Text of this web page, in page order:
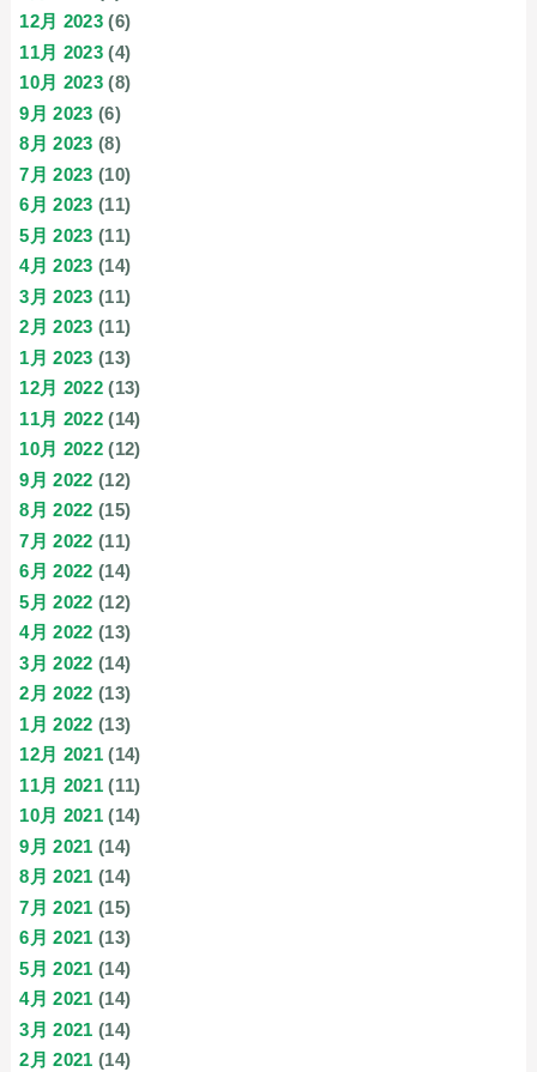
12月 2023 (6)
11月 2023 (4)
10月 2023 (8)
9月 2023 (6)
8月 2023 (8)
7月 2023 (10)
6月 2023 (11)
5月 2023 (11)
4月 2023 (14)
3月 2023 (11)
2月 2023 (11)
1月 2023 (13)
12月 2022 (13)
11月 2022 (14)
10月 2022 (12)
9月 2022 (12)
8月 2022 (15)
7月 2022 (11)
6月 2022 (14)
5月 2022 (12)
4月 2022 (13)
3月 2022 (14)
2月 2022 (13)
1月 2022 (13)
12月 2021 (14)
11月 2021 (11)
10月 2021 (14)
9月 2021 (14)
8月 2021 (14)
7月 2021 (15)
6月 2021 (13)
5月 2021 (14)
4月 2021 (14)
3月 2021 (14)
2月 2021 (14)